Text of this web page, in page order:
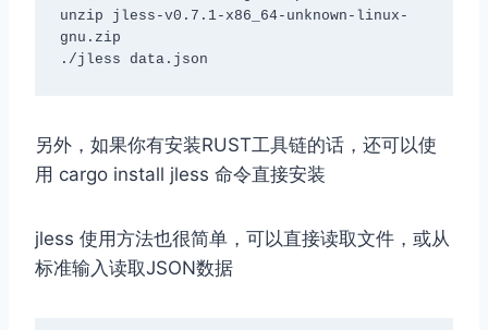
unzip jless-v0.7.1-x86_64-unknown-linux-
gnu.zip
./jless data.json
另外，如果你有安装RUST工具链的话，还可以使
用 cargo install jless 命令直接安装
jless 使用方法也很简单，可以直接读取文件，或从
标准输入读取JSON数据